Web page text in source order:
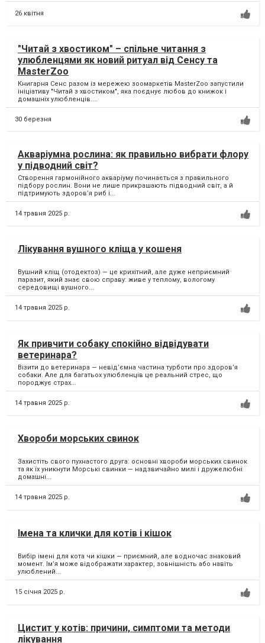
26 квітня
"Читай з хвостиком" – спільне читання з
улюбленцями як новий ритуал від Сенсу та
MasterZoo
Книгарня Сенс разом із мережею зоомаркетів MasterZoo запустили
ініціативу "Читай з хвостиком", яка поєднує любов до книжок і
домашніх улюбленців....
30 березня
Акваріумна рослина: як правильно вибрати флору
у підводний світ?
Створення гармонійного акваріуму починається з правильного
підбору рослин. Вони не лише прикрашають підводний світ, а й
підтримують здоров’я риб і...
14 травня 2025 р.
Лікування вушного кліща у кошеня
Вушний кліщ (отодектоз) — це крихітний, але дуже неприємний
паразит, який знає свою справу: живе у теплому, вологому
середовищі вушного...
14 травня 2025 р.
Як привчити собаку спокійно відвідувати
ветеринара?
Візити до ветеринара — невід’ємна частина турботи про здоров’я
собаки. Але для багатьох улюбленців це реальний стрес, що
породжує страх...
14 травня 2025 р.
Хвороби морських свинок
Захистіть свого пухнастого друга: основні хвороби морських свинок
та як їх уникнути Морські свинки — надзвичайно милі і дружелюбні
домашні...
14 травня 2025 р.
Імена та клички для котів і кішок
Вибір імені для кота чи кішки — приємний, але водночас знаковий
момент. Ім’я може відображати характер, зовнішність або навіть
улюблений...
15 січня 2025 р.
Цистит у котів: причини, симптоми та методи
лікування